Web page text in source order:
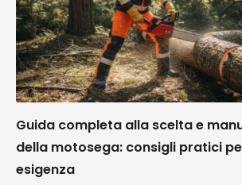
Guida completa alla scelta e
della motosega: consigli pratici
esigenza